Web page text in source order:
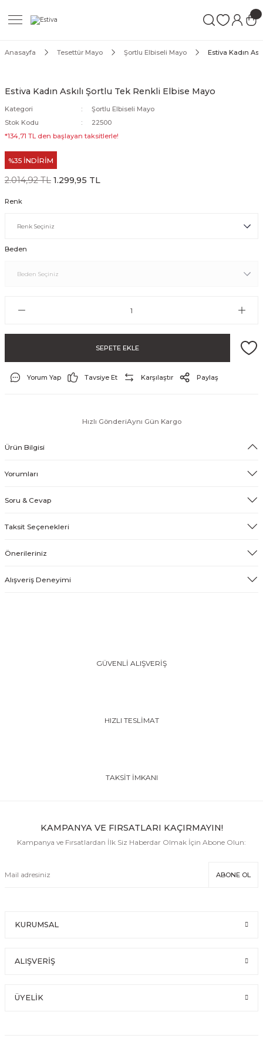
Anasayfa Tesettür Mayo Şortlu Elbiseli Mayo Estiva Kadın
Estiva Kadın Askılı Şortlu Tek Renkli Elbise Mayo
Kategori
Şortlu Elbiseli Mayo
Stok Kodu
22500
*134,71 TL den başlayan taksitlerle!
%35 İNDİRİM
2.014,92 TL 1.299,95 TL
Renk
Beden
SEPETE EKLE
Yorum Yap Tavsiye Et Karşılaştır Paylaş
Hızlı GönderiAynı Gün Kargo
Ürün Bilgisi
Yorumları
Soru & Cevap
Taksit Seçenekleri
Önerileriniz
Alışveriş Deneyimi
GÜVENLİ ALIŞVERİŞ
HIZLI TESLİMAT
TAKSİT İMKANI
KAMPANYA VE FIRSATLARI KAÇIRMAYIN!
Kampanya ve Fırsatlardan İlk Siz Haberdar Olmak İçin Abone Olun:
ABONE OL
KURUMSAL
ALIŞVERİŞ
ÜYELİK